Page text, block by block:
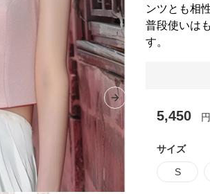
Next slide
ンツとも相
普段使いは
す。
5,450 円
サイズ
S